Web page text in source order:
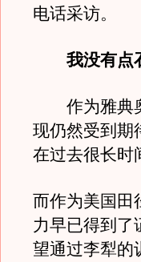
电话采访。
我没有点
作为雅典奥
现仍然受到期
在过去很长时
而作为美国田
力早已得到了
望通过李犁的